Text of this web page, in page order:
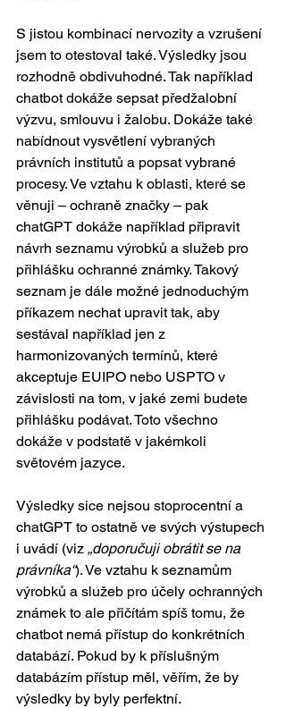
S jistou kombinací nervozity a vzrušení
jsem to otestoval také. Výsledky jsou
rozhodně obdivuhodné. Tak například
chatbot dokáže sepsat předžalobní
výzvu, smlouvu i žalobu. Dokáže také
nabídnout vysvětlení vybraných
právních institutů a popsat vybrané
procesy. Ve vztahu k oblasti, které se
věnuji – ochraně značky – pak
chatGPT dokáže například připravit
návrh seznamu výrobků a služeb pro
přihlášku ochranné známky. Takový
seznam je dále možné jednoduchým
příkazem nechat upravit tak, aby
sestával například jen z
harmonizovaných termínů, které
akceptuje EUIPO nebo USPTO v
závislosti na tom, v jaké zemi budete
přihlášku podávat. Toto všechno
dokáže v podstatě v jakémkoli
světovém jazyce.
Výsledky sice nejsou stoprocentní a
chatGPT to ostatně ve svých výstupech
i uvádí (viz „doporučuji obrátit se na
právníka“). Ve vztahu k seznamům
výrobků a služeb pro účely ochranných
známek to ale přičítám spíš tomu, že
chatbot nemá přístup do konkrétních
databází. Pokud by k příslušným
databázím přístup měl, věřím, že by
výsledky by byly perfektní.